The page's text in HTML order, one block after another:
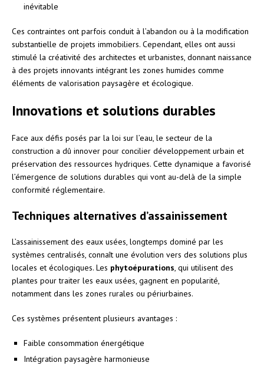
inévitable
Ces contraintes ont parfois conduit à l’abandon ou à la modification
substantielle de projets immobiliers. Cependant, elles ont aussi
stimulé la créativité des architectes et urbanistes, donnant naissance
à des projets innovants intégrant les zones humides comme
éléments de valorisation paysagère et écologique.
Innovations et solutions durables
Face aux défis posés par la loi sur l’eau, le secteur de la
construction a dû innover pour concilier développement urbain et
préservation des ressources hydriques. Cette dynamique a favorisé
l’émergence de solutions durables qui vont au-delà de la simple
conformité réglementaire.
Techniques alternatives d’assainissement
L’assainissement des eaux usées, longtemps dominé par les
systèmes centralisés, connaît une évolution vers des solutions plus
locales et écologiques. Les phytoépurations , qui utilisent des
plantes pour traiter les eaux usées, gagnent en popularité,
notamment dans les zones rurales ou périurbaines.
Ces systèmes présentent plusieurs avantages :
Faible consommation énergétique
Intégration paysagère harmonieuse